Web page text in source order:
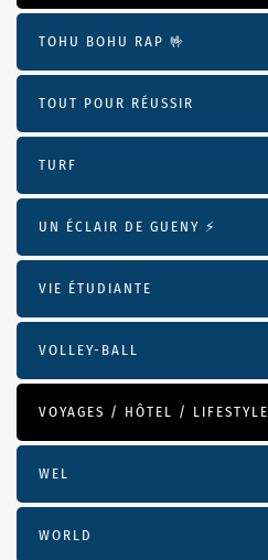
TOHU BOHU RAP 🤟
TOUT POUR RÉUSSIR
TURF
UN ÉCLAIR DE GUENY ⚡️
VIE ÉTUDIANTE
VOLLEY-BALL
VOYAGES / HÔTEL / LIFESTYLE
WEL
WORLD